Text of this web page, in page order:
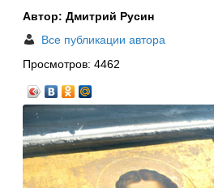
Автор: Дмитрий Русин
Все публикации автора
Просмотров: 4462